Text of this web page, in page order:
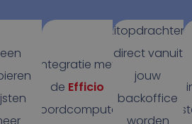
Integratie met
de Efficio
boordcomputer
Ritopdrachten
direct vanuit
jouw
backoffice
worden